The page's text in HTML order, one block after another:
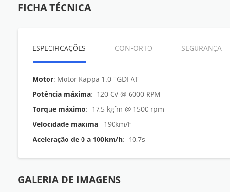
FICHA TÉCNICA
ESPECIFICAÇÕES CONFORTO SEGURANÇA
Motor : Motor Kappa 1.0 TGDI AT
Potência máxima: 120 CV @ 6000 RPM
Torque máximo: 17,5 kgfm @ 1500 rpm
Velocidade máxima: 190km/h
Aceleração de 0 a 100km/h: 10,7s
GALERIA DE IMAGENS